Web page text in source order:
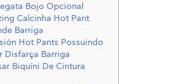
Bojo Opcional
Calcinha Hot Pant
Barriga
Hot Pants Possuindo
Disfarça Barriga
Biquíni De Cintura